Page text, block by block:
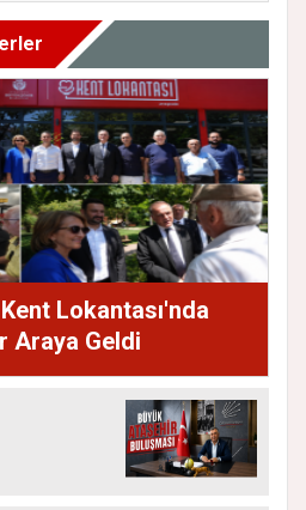
Lokantası'nda
Araya Geldi